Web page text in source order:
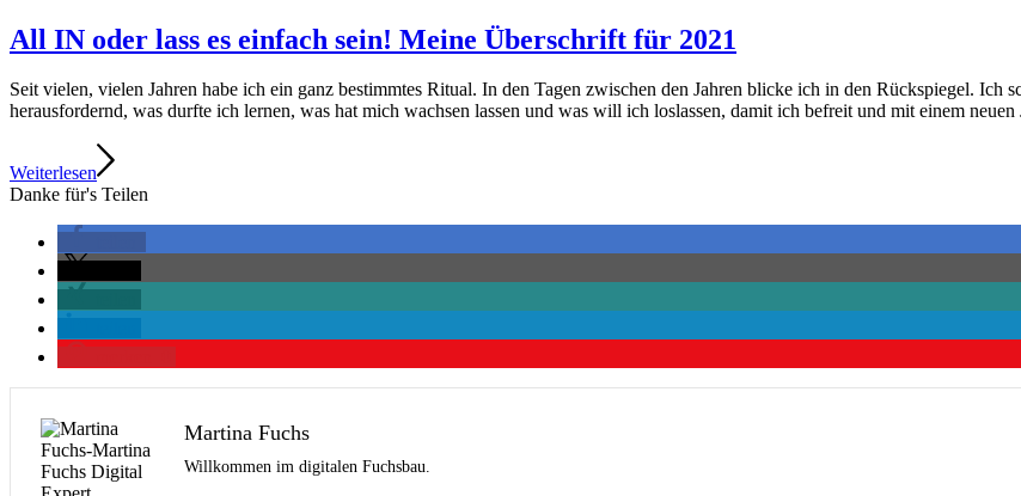
All IN oder lass es einfach sein! Meine Überschrift für 2021
Seit vielen, vielen Jahren habe ich ein ganz bestimmtes Ritual. In den Tagen zwischen den Jahren blicke ich in den Rückspiegel. Ich
herausfordernd, was durfte ich lernen, was hat mich wachsen lassen und was will ich loslassen, damit ich befreit und mit einem neuen
Weiterlesen
Danke für's Teilen
Martina Fuchs
Willkommen im digitalen Fuchsbau.